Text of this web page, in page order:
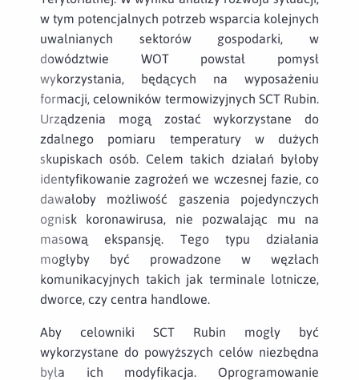
w tym potencjalnych potrzeb wsparcia kolejnych
uwalnianych sektorów gospodarki, w
dowództwie WOT powstał pomysł
wykorzystania, będących na wyposażeniu
formacji, celowników termowizyjnych SCT Rubin.
Urządzenia mogą zostać wykorzystane do
zdalnego pomiaru temperatury w dużych
skupiskach osób. Celem takich działań byłoby
identyfikowanie zagrożeń we wczesnej fazie, co
dawałoby możliwość gaszenia pojedynczych
ognisk koronawirusa, nie pozwalając mu na
masową ekspansję. Tego typu działania
mogłyby być prowadzone w węzłach
komunikacyjnych takich jak terminale lotnicze,
dworce, czy centra handlowe.
Aby celowniki SCT Rubin mogły być
wykorzystane do powyższych celów niezbędna
była ich modyfikacja. Oprogramowanie